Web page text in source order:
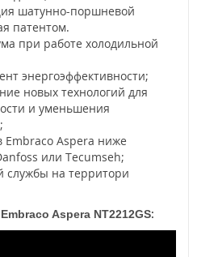
шатунно-поршневой
патентом.
при работе холодильной
энергоэффективности;
новых технологий для
и уменьшения
Embraco Aspera ниже
или Tecumseh;
службы на территори
Embraco Aspera NT2212GS: